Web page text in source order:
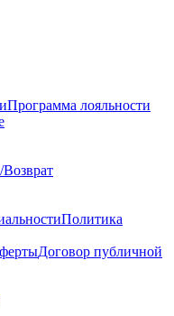
Программа лояльности
Политика
Договор публичной